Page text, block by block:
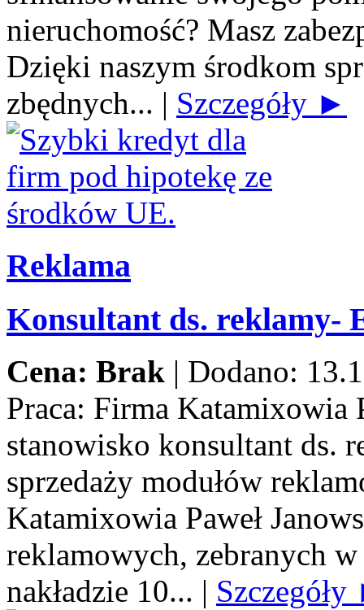
nieruchomość? Masz
Dzięki naszym środkom
zbędnych... | Szczegóły ►
Reklama
Konsultant ds. reklamy-
Cena: Brak | Dodano:
Praca: Firma Katamixowia
stanowisko konsultant ds.
sprzedaży modułów
Katamixowia Paweł
reklamowych, zebranych
nakładzie 10... |